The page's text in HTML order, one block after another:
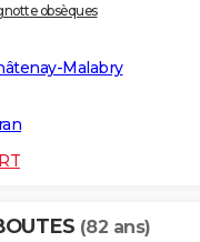
obsèques
Malabry
(82 ans)